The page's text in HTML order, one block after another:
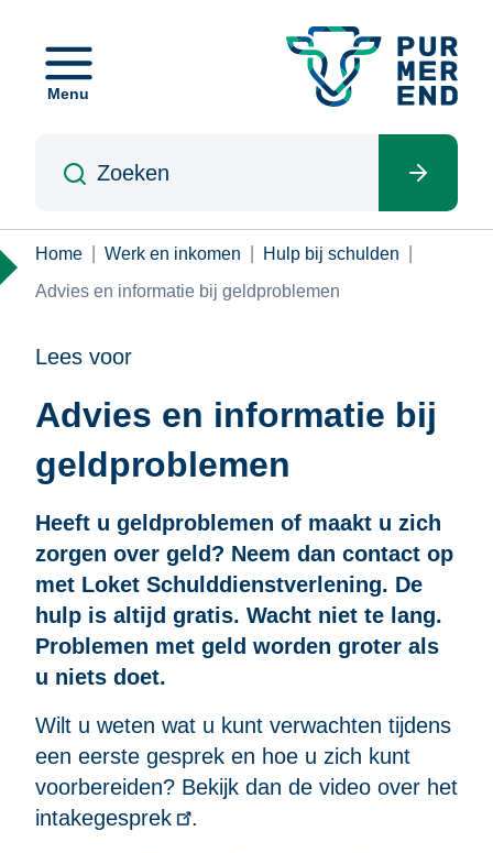
naarMenu
Kruimelpad
Home Werk en inkomen
Hulp bij schulden
Advies en informatie bij geldproblemen
Lees voor
Advies en informatie bij
geldproblemen
Heeft u geldproblemen of maakt u zich
zorgen over geld? Neem dan contact op
met Loket Schulddienstverlening. De
hulp is altijd gratis. Wacht niet te lang.
Problemen met geld worden groter als
u niets doet.
Wilt u weten wat u kunt verwachten tijdens
een eerste gesprek en hoe u zich kunt
voorbereiden? Bekijk dan de video over het
intakegesprek
.